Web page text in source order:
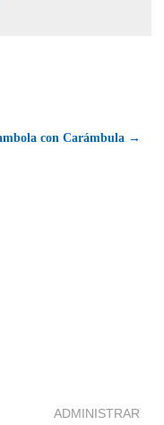
con Carámbula →
ADMINISTRAR